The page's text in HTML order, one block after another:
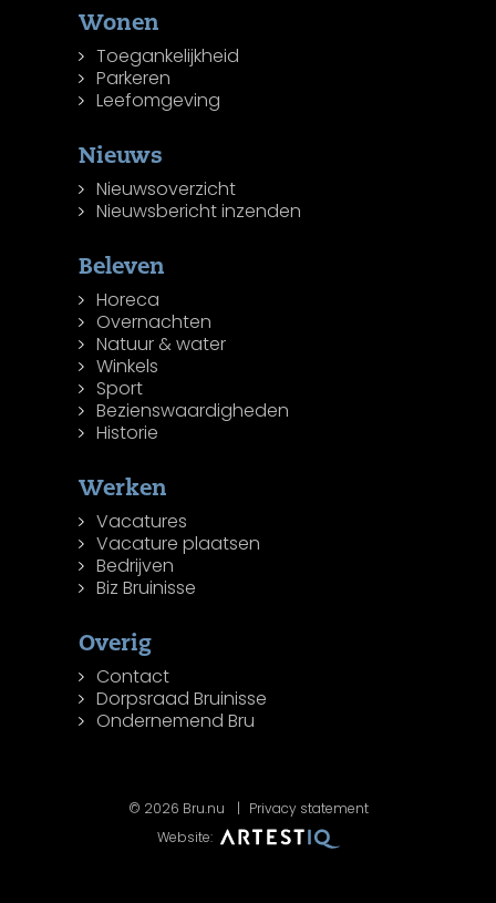
Wonen
Toegankelijkheid
Parkeren
Leefomgeving
Nieuws
Nieuwsoverzicht
Nieuwsbericht inzenden
Beleven
Horeca
Overnachten
Natuur & water
Winkels
Sport
Bezienswaardigheden
Historie
Werken
Vacatures
Vacature plaatsen
Bedrijven
Biz Bruinisse
Overig
Contact
Dorpsraad Bruinisse
Ondernemend Bru
© 2026 Bru.nu
Privacy statement
Website: